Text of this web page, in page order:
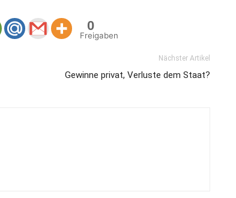
0
Freigaben
Nächster Artikel
Gewinne privat, Verluste dem Staat?